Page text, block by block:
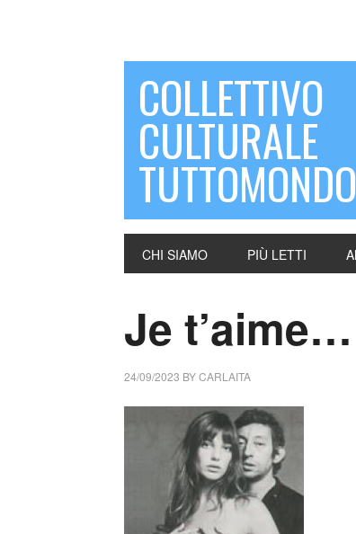
COLLETTIVO
CULTURALE
TUTTOMONDO
CHI SIAMO PIÙ LETTI
Je
24/09/2023 BYCARLAITA